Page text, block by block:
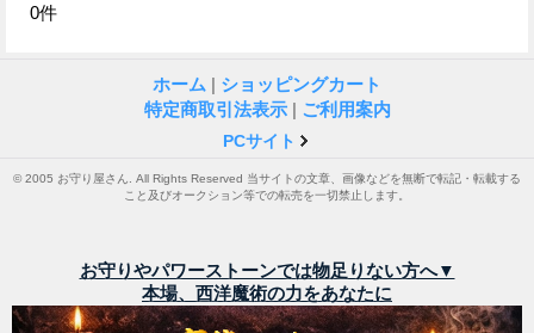
0件
ホーム | ショッピングカート
特定商取引法表示 | ご利用案内
PCサイト
© 2005 お守り屋さん. All Rights Reserved 当サイトの文章、画像などを無断で転記・転載する
こと及びオークション等での転売を一切禁止します。
お守りやパワーストーンでは物足りない方へ▼
本場、西洋魔術の力をあなたに